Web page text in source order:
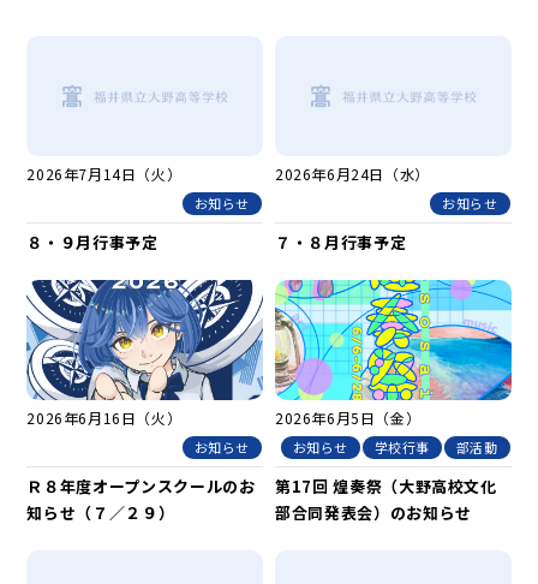
2026年7月14日（火）
お知らせ
８・９月行事予定
2026年6月24日（水）
お知らせ
７・８月行事予定
2026年6月16日（火）
お知らせ
Ｒ８年度オープンスクールのお
知らせ（７／２９）
2026年6月5日（金）
お知らせ 学校行事 部活動
第17回 煌奏祭（大野高校文化
部合同発表会）のお知らせ